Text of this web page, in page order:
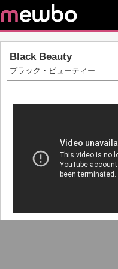
Black Beauty
ブラック・ビューティー